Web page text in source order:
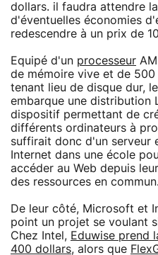
dollars. il faudra attendre
d'éventuelles économies
redescendre à un prix de
Equipé d'un processeur
de mémoire vive et de
tenant lieu de disque dur,
embarque une distribution
dispositif permettant de
différents ordinateurs à
suffirait donc d'un serveur
Internet dans une école
accéder au Web depuis
des ressources en commun.
De leur côté, Microsoft et
point un projet se voulant
Chez Intel, Eduwise prend
400 dollars, alors que